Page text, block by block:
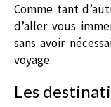
Comme tant
d’aller vous
sans avoir
voyage.
Les